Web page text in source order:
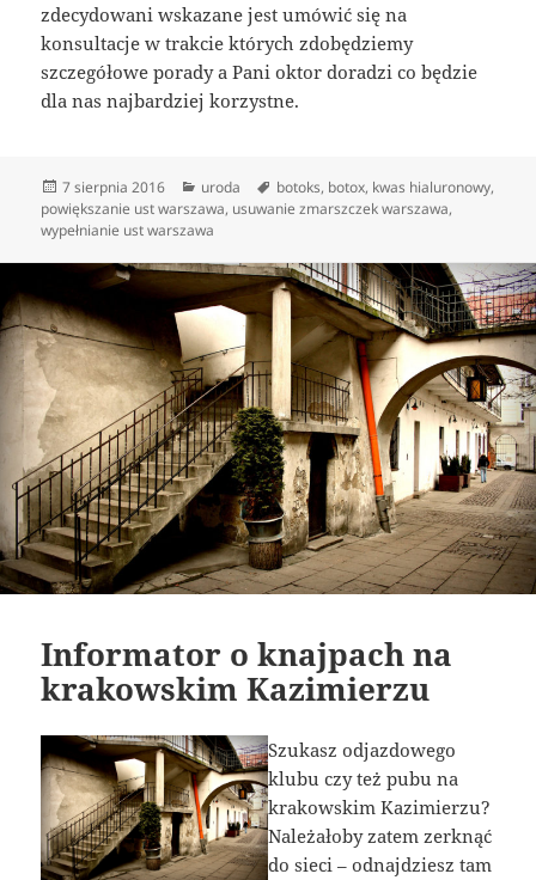
zdecydowani wskazane jest umówić się na
konsultacje w trakcie których zdobędziemy
szczegółowe porady a Pani oktor doradzi co będzie
dla nas najbardziej korzystne.
Data
publikacji
7 sierpnia 2016 Kategorie
uroda Tagi
botoks, botox, kwas hialuronowy,
powiększanie ust warszawa, usuwanie zmarszczek warszawa,
wypełnianie ust warszawa
Informator o knajpach na
krakowskim Kazimierzu
Szukasz odjazdowego
klubu czy też pubu na
krakowskim Kazimierzu?
Należałoby zatem zerknąć
do sieci – odnajdziesz tam